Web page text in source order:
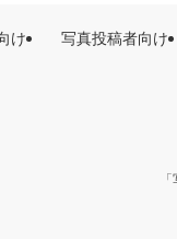
け 写真投稿者向け